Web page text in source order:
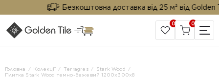
Безкоштовна доставка від 25 м² від Golden
САЙТ КОМПАНІЇ
0 0
Головна Колекції Terragres
Stark Wood
Плитка Stark Wood темно-бежевий 1200х300х8